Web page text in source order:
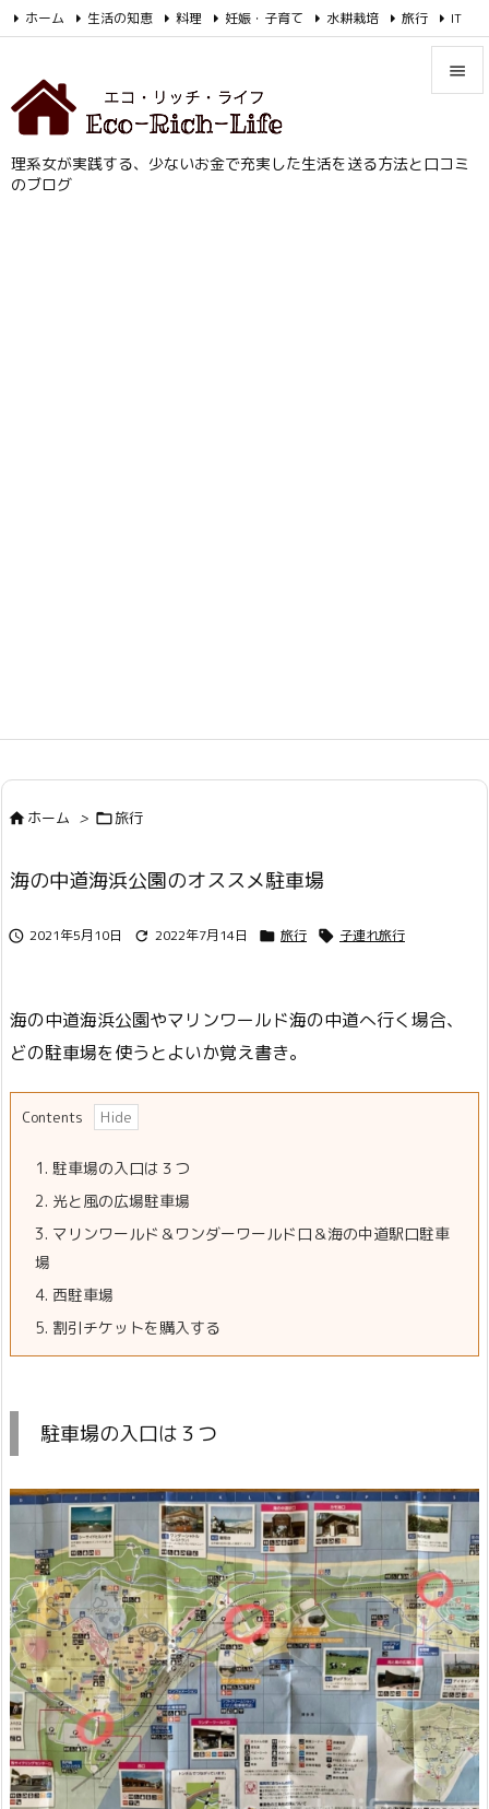
/AdSenseの自動広告コード
理系女が実践する、少ないお金で充実した生活を送る方法と口コミ
のブログ


ホーム 生活の知恵 料理 妊娠・子育て 水耕栽培 旅行
IT
ホーム > 旅行
海の中道海浜公園のオススメ駐車場
 2021年5月10日  2022年7月14日  旅行  子連れ旅行
海の中道海浜公園やマリンワールド海の中道へ行く場合、
どの駐車場を使うとよいか覚え書き。
Contents
1. 駐車場の入口は３つ
2. 光と風の広場駐車場
3. マリンワールド＆ワンダーワールド口＆海の中道駅口駐車
場
4. 西駐車場
5. 割引チケットを購入する
駐車場の入口は３つ